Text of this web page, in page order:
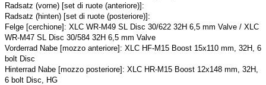
Radsatz (vorne) [set di ruote (anteriore)]:
Radsatz (hinten) [set di ruote (posteriore)]:
Felge [cerchione]: XLC WR-M49 SL Disc 30/622 32H 6,5 mm Valve / XLC
WR-M47 SL Disc 30/584 32H 6,5 mm Valve
Vorderrad Nabe [mozzo anteriore]: XLC HF-M15 Boost 15x110 mm, 32H, 6
bolt Disc
Hinterrad Nabe [mozzo posteriore]: XLC HR-M15 Boost 12x148 mm, 32H,
6 bolt Disc, HG